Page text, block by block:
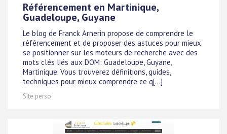
Référencement en Martinique,
Guadeloupe, Guyane
Le blog de Franck Arnerin propose de comprendre le
référencement et de proposer des astuces pour mieux
se positionner sur les moteurs de recherche avec des
mots clés liés aux DOM: Guadeloupe, Guyane,
Martinique. Vous trouverez définitions, guides,
techniques pour mieux comprendre ce q[...]
Site perso